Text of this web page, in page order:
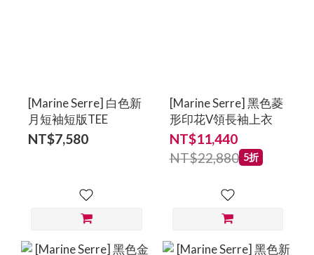
[Marine Serre] 白色新
月短袖短版TEE
NT$7,580
[Marine Serre] 黑色菱
形印花V領長袖上衣
NT$11,440
NT$22,880 5折